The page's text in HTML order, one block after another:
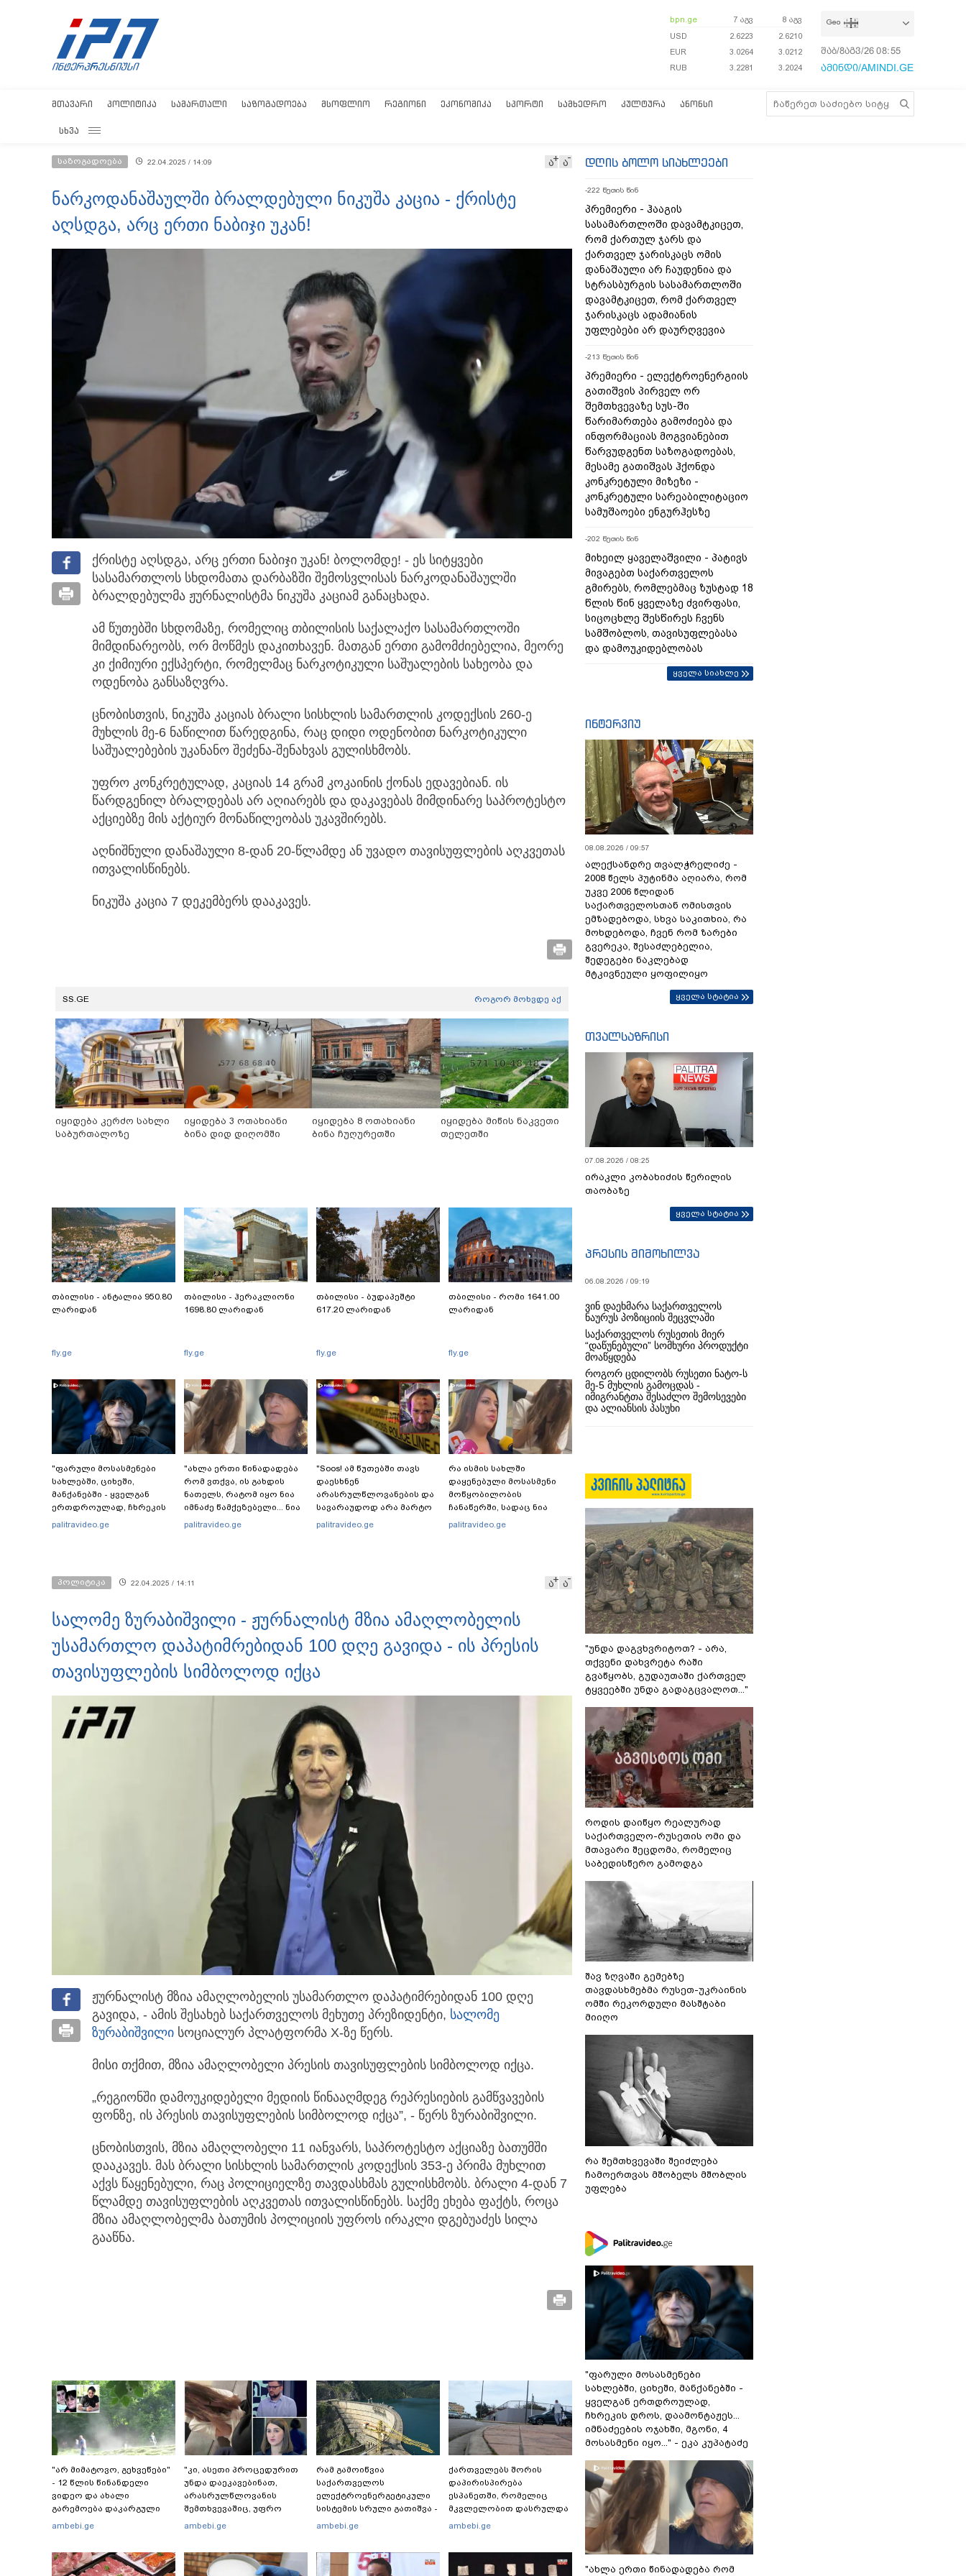
bpn.ge 7 აგვ
8 აგვ
USD
2.6223
2.6210
EUR
3.0264
3.0212
RUB
3.2281 3.2024
Geo
შაბ/8აგვ/26 08:55:54
ამინდი/AMINDI.GE
ᲛᲗᲐᲕᲐᲠᲘ ᲞᲝᲚᲘᲢᲘᲙᲐ ᲡᲐᲛᲐᲠᲗᲐᲚᲘ ᲡᲐᲖᲝᲒᲐᲓᲝᲔᲑᲐ ᲛᲡᲝᲤᲚᲘᲝ ᲠᲔᲒᲘᲝᲜᲘ ᲔᲙᲝᲜᲝᲛᲘᲙᲐ ᲡᲞᲝᲠᲢᲘ ᲡᲐᲛᲮᲔᲓᲠᲝ ᲙᲣᲚᲢᲣᲠᲐ ᲐᲜᲝᲜᲡᲘ
ᲡᲮᲕᲐ
საზოგადოება 22.04.2025 / 14:09 ა ა
ნარკოდანაშაულში ბრალდებული ნიკუშა კაცია - ქრისტე
აღსდგა, არც ერთი ნაბიჯი უკან!
ქრისტე აღსდგა, არც ერთი ნაბიჯი უკან! ბოლომდე! - ეს სიტყვები
სასამართლოს სხდომათა დარბაზში შემოსვლისას ნარკოდანაშაულში
ბრალდებულმა ჟურნალისტმა ნიკუშა კაციამ განაცხადა.
ამ წუთებში სხდომაზე, რომელიც თბილისის საქალაქო სასამართლოში
მიმდინარეობს, ორ მოწმეს დაკითხავენ. მათგან ერთი გამომძიებელია, მეორე
კი ქიმიური ექსპერტი, რომელმაც ნარკოტიკული საშუალების სახეობა და
ოდენობა განსაზღვრა.
ცნობისთვის, ნიკუშა კაციას ბრალი სისხლის სამართლის კოდექსის 260-ე
მუხლის მე-6 ნაწილით წარედგინა, რაც დიდი ოდენობით ნარკოტიკული
საშუალებების უკანანო შეძენა-შენახვას გულისხმობს.
უფრო კონკრეტულად, კაციას 14 გრამ კოკაინის ქონას ედავებიან. ის
წარდგენილ ბრალდებას არ აღიარებს და დაკავებას მიმდინარე საპროტესტო
აქციებზე მის აქტიურ მონაწილეობას უკავშირებს.
აღნიშნული დანაშაული 8-დან 20-წლამდე ან უვადო თავისუფლების აღკვეთას
ითვალისწინებს.
ნიკუშა კაცია 7 დეკემბერს დააკავეს.
SS.GE როგორ მოხვდე აქ
იყიდება კერძო სახლი
საბურთალოზე
იყიდება 3 ოთახიანი
ბინა დიდ დიღომში
იყიდება 8 ოთახიანი
ბინა ჩუღურეთში
იყიდება მიწის ნაკვეთი
თელეთში
თბილისი - ანტალია 950.80
ლარიდან
fly.ge
თბილისი - ჰერაკლიონი
1698.80 ლარიდან
fly.ge
თბილისი - ბუდაპეშტი
617.20 ლარიდან
fly.ge
თბილისი - რომი 1641.00
ლარიდან
fly.ge
"ფარული მოსასმენები
სახლებში, ციხეში,
მანქანებში - ყველგან
ერთდროულად, ჩხრეკის
დროს, დაამონტაჟეს...
palitravideo.ge
"ახლა ერთი წინადადება
რომ ვთქვა, ის გახდის
ნათელს, რატომ იყო ნია
იმნაძე წამქეზებელი... ნია
იმნაძისგან გამოსული
palitravideo.ge
"Soos! ამ წუთებში თავს
დაესხნენ
არასრულწლოვანების და
სავარაუდოდ არა მარტო
არასრულწლოვანების
palitravideo.ge
რა ისმის სახლში
დაყენებული მოსასმენი
მოწყობილობის
ჩანაწერში, სადაც ნია
იმნაძე მამას ესაუბრება?
palitravideo.ge
პოლიტიკა 22.04.2025 / 14:11 ა ა
სალომე ზურაბიშვილი - ჟურნალისტ მზია ამაღლობელის
უსამართლო დაპატიმრებიდან 100 დღე გავიდა - ის პრესის
თავისუფლების სიმბოლოდ იქცა
ჟურნალისტ მზია ამაღლობელის უსამართლო დაპატიმრებიდან 100 დღე
გავიდა, - ამის შესახებ საქართველოს მეხუთე პრეზიდენტი, სალომე
ზურაბიშვილი სოციალურ პლატფორმა X-ზე წერს.
მისი თქმით, მზია ამაღლობელი პრესის თავისუფლების სიმბოლოდ იქცა.
„რეგიონში დამოუკიდებელი მედიის წინააღმდეგ რეპრესიების გამწვავების
ფონზე, ის პრესის თავისუფლების სიმბოლოდ იქცა”, - წერს ზურაბიშვილი.
ცნობისთვის, მზია ამაღლობელი 11 იანვარს, საპროტესტო აქციაზე ბათუმში
დააკავეს. მას ბრალი სისხლის სამართლის კოდექსის 353-ე პრიმა მუხლით
აქვს წაყენებული, რაც პოლიციელზე თავდასხმას გულისხმობს. ბრალი 4-დან 7
წლამდე თავისუფლების აღკვეთას ითვალისწინებს. საქმე ეხება ფაქტს, როცა
მზია ამაღლობელმა ბათუმის პოლიციის უფროს ირაკლი დგებუაძეს სილა
გააწნა.
"არ მიმატოვო, გეხვეწები"
- 12 წლის წინანდელი
ვიდეო და ახალი
გარემოება დაკარგული
ბიჭის საქმეში: რას ამბობს
ambebi.ge
"კი, ასეთი პროცედურით
უნდა დაეკავებინათ,
არასრულწლოვანის
შემთხვევაშიც, უფრო
მსუბუქი ვარიანტი ძნელი
აღსრულდა განჩინება
ღამე" - იურისტები
ambebi.ge
რამ გამოიწვია
საქართველოს
ელექტროენერგეტიკული
სისტემის სრული გათიშვა -
რას ამბობს სემეკ-ის
ambebi.ge
ქართველებს შორის
დაპირისპირება
ესპანეთში, რომელიც
მკვლელობით დასრულდა
- რას წერს
რაინდის"
ambebi.ge
დღის ბოლო სიახლეები
-222 წუთის წინ
პრემიერი - ჰააგის
სასამართლოში დავამტკიცეთ,
რომ ქართულ ჯარს და
ქართველ ჯარისკაცს ომის
დანაშაული არ ჩაუდენია და
სტრასბურგის სასამართლოში
დავამტკიცეთ, რომ ქართველ
ჯარისკაცს ადამიანის
უფლებები არ დაურღვევია
-213 წუთის წინ
პრემიერი - ელექტროენერგიის
გათიშვის პირველ ორ
შემთხვევაზე სუს-ში
წარიმართება გამოძიება და
ინფორმაციას მოგვიანებით
წარვუდგენთ საზოგადოებას,
მესამე გათიშვას ჰქონდა
კონკრეტული მიზეზი -
კონკრეტული სარეაბილიტაციო
სამუშაოები ენგურჰესზე
-202 წუთის წინ
მიხეილ ყაველაშვილი - პატივს
მივაგებთ საქართველოს
გმირებს, რომლებმაც ზუსტად 18
წლის წინ ყველაზე ძვირფასი,
სიცოცხლე შესწირეს ჩვენს
სამშობლოს, თავისუფლებასა
და დამოუკიდებლობას
ყველა სიახლე
ინტერვიუ
08.08.2026 / 09:57
ალექსანდრე თვალჭრელიძე -
2008 წელს პუტინმა აღიარა, რომ
უკვე 2006 წლიდან
საქართველოსთან ომისთვის
ემზადებოდა, სხვა საკითხია, რა
მოხდებოდა, ჩვენ რომ ზარები
გვერეკა, შესაძლებელია,
შედეგები ნაკლებად
მტკივნეული ყოფილიყო
ყველა სტატია
თვალსაზრისი
07.08.2026 / 08:25
ირაკლი კობახიძის წერილის
თაობაზე
ყველა სტატია
პრესის მიმოხილვა
06.08.2026 / 09:19
ვინ დაეხმარა საქართველოს
ნაურუს პოზიციის შეცვლაში
საქართველოს რუსეთის მიერ
“დაწუნებული” სომხური პროდუქტი
მოაწყდება
როგორ ცდილობს რუსეთი ნატო-ს
მე-5 მუხლის გამოცდას -
იმიგრანტთა შესაძლო შემოსევები
და ალიანსის პასუხი
"უნდა დაგვხვრიტოთ? - არა,
თქვენი დახვრეტა რაში
გვაწყობს, გუდაუთაში ქართველ
ტყვეებში უნდა გადაგცვალოთ..."
როდის დაიწყო რეალურად
საქართველო-რუსეთის ომი და
მთავარი შეცდომა, რომელიც
საბედისწერო გამოდგა
შავ ზღვაში გემებზე
თავდასხმებმა რუსეთ-უკრაინის
ომში რეკორდული მასშტაბი
მიიღო
რა შემთხვევაში შეიძლება
ჩამოერთვას მშობელს მშობლის
უფლება
"ფარული მოსასმენები
სახლებში, ციხეში, მანქანებში -
ყველგან ერთდროულად,
ჩხრეკის დროს, დაამონტაჟეს...
იმნაძეების ოჯახში, მგონი, 4
მოსასმენი იყო..." - ეკა კუპატაძე
"ახლა ერთი წინადადება რომ